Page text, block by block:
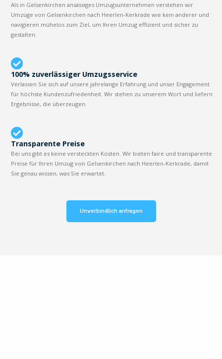
Als in Gelsenkirchen ansässiges Umzugsunternehmen verstehen wir
Umzüge von Gelsenkirchen nach Heerlen-Kerkrade wie kein anderer und
navigieren mühelos zum Ziel, um Ihren Umzug effizient und sicher zu
gestalten.
100% zuverlässiger Umzugsservice
Verlassen Sie sich auf unsere jahrelange Erfahrung und unser Engagement
für höchste Kundenzufriedenheit. Wir stehen zu unserem Wort und liefern
Ergebnisse, die überzeugen.
Transparente Preise
Bei uns gibt es keine versteckten Kosten. Wir bieten faire und transparente
Preise für Ihren Umzug von Gelsenkirchen nach Heerlen-Kerkrade, damit
Sie genau wissen, was Sie erwartet.
Unverbindlich anfragen